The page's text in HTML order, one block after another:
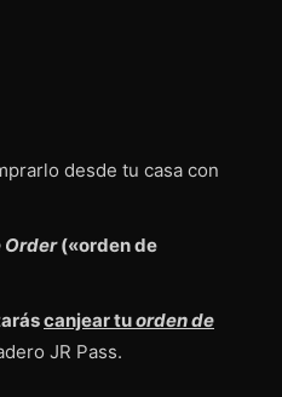
desde tu casa con
Order(«orden de
canjear tuorden de
JR Pass.